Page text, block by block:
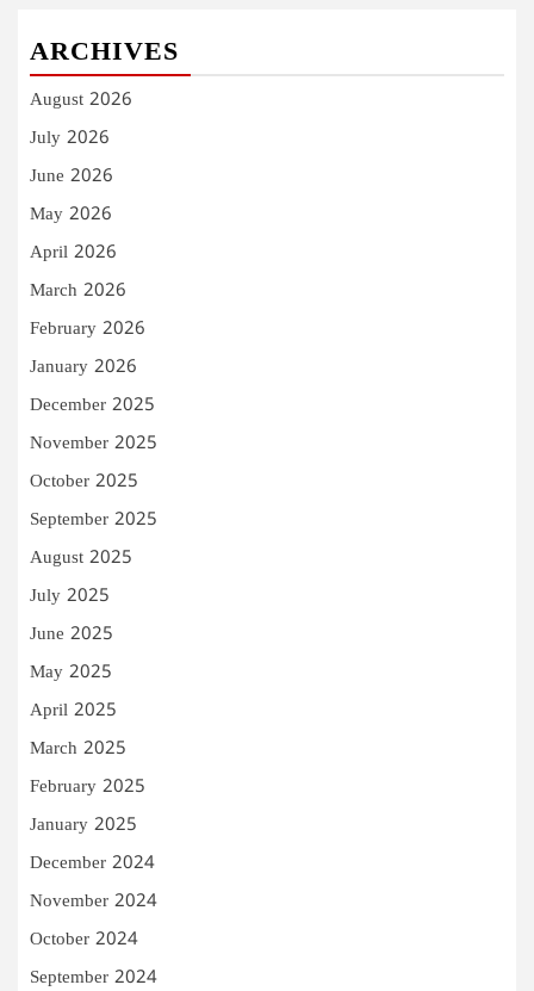
ARCHIVES
August 2026
July 2026
June 2026
May 2026
April 2026
March 2026
February 2026
January 2026
December 2025
November 2025
October 2025
September 2025
August 2025
July 2025
June 2025
May 2025
April 2025
March 2025
February 2025
January 2025
December 2024
November 2024
October 2024
September 2024